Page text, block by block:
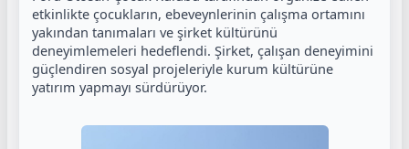
etkinlikte çocukların, ebeveynlerinin çalışma ortamını
yakından tanımaları ve şirket kültürünü
deneyimlemeleri hedeflendi. Şirket, çalışan deneyimini
güçlendiren sosyal projeleriyle kurum kültürüne
yatırım yapmayı sürdürüyor.